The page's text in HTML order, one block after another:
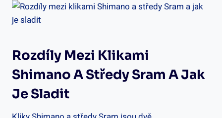
Rozdíly ⁣mezi Klikami
Shimano A Středy Sram A Jak
Je Sladit